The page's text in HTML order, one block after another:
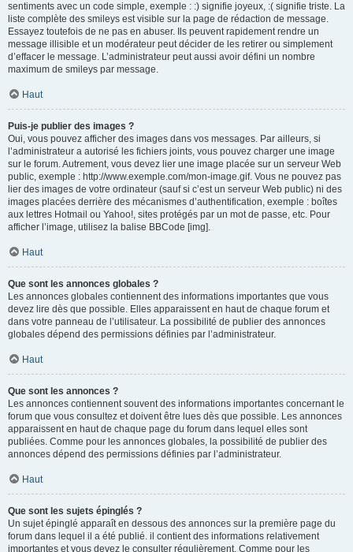
sentiments avec un code simple, exemple : :) signifie joyeux, :( signifie triste. La
liste complète des smileys est visible sur la page de rédaction de message.
Essayez toutefois de ne pas en abuser. Ils peuvent rapidement rendre un
message illisible et un modérateur peut décider de les retirer ou simplement
d’effacer le message. L’administrateur peut aussi avoir défini un nombre
maximum de smileys par message.
Haut
Puis-je publier des images ?
Oui, vous pouvez afficher des images dans vos messages. Par ailleurs, si
l’administrateur a autorisé les fichiers joints, vous pouvez charger une image
sur le forum. Autrement, vous devez lier une image placée sur un serveur Web
public, exemple : http://www.exemple.com/mon-image.gif. Vous ne pouvez pas
lier des images de votre ordinateur (sauf si c’est un serveur Web public) ni des
images placées derrière des mécanismes d’authentification, exemple : boîtes
aux lettres Hotmail ou Yahoo!, sites protégés par un mot de passe, etc. Pour
afficher l’image, utilisez la balise BBCode [img].
Haut
Que sont les annonces globales ?
Les annonces globales contiennent des informations importantes que vous
devez lire dès que possible. Elles apparaissent en haut de chaque forum et
dans votre panneau de l’utilisateur. La possibilité de publier des annonces
globales dépend des permissions définies par l’administrateur.
Haut
Que sont les annonces ?
Les annonces contiennent souvent des informations importantes concernant le
forum que vous consultez et doivent être lues dès que possible. Les annonces
apparaissent en haut de chaque page du forum dans lequel elles sont
publiées. Comme pour les annonces globales, la possibilité de publier des
annonces dépend des permissions définies par l’administrateur.
Haut
Que sont les sujets épinglés ?
Un sujet épinglé apparaît en dessous des annonces sur la première page du
forum dans lequel il a été publié. il contient des informations relativement
importantes et vous devez le consulter régulièrement. Comme pour les